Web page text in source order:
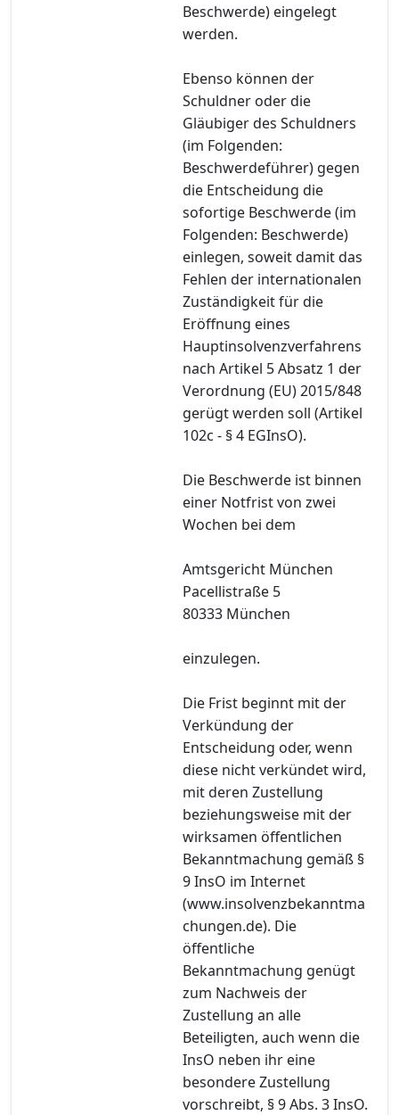
Beschwerde) eingelegt
werden.
Ebenso können der
Schuldner oder die
Gläubiger des Schuldners
(im Folgenden:
Beschwerdeführer) gegen
die Entscheidung die
sofortige Beschwerde (im
Folgenden: Beschwerde)
einlegen, soweit damit das
Fehlen der internationalen
Zuständigkeit für die
Eröffnung eines
Hauptinsolvenzverfahrens
nach Artikel 5 Absatz 1 der
Verordnung (EU) 2015/848
gerügt werden soll (Artikel
102c - § 4 EGInsO).
Die Beschwerde ist binnen
einer Notfrist von zwei
Wochen bei dem
Amtsgericht München
Pacellistraße 5
80333 München
einzulegen.
Die Frist beginnt mit der
Verkündung der
Entscheidung oder, wenn
diese nicht verkündet wird,
mit deren Zustellung
beziehungsweise mit der
wirksamen öffentlichen
Bekanntmachung gemäß §
9 InsO im Internet
(www.insolvenzbekanntma
chungen.de). Die
öffentliche
Bekanntmachung genügt
zum Nachweis der
Zustellung an alle
Beteiligten, auch wenn die
InsO neben ihr eine
besondere Zustellung
vorschreibt, § 9 Abs. 3 InsO.